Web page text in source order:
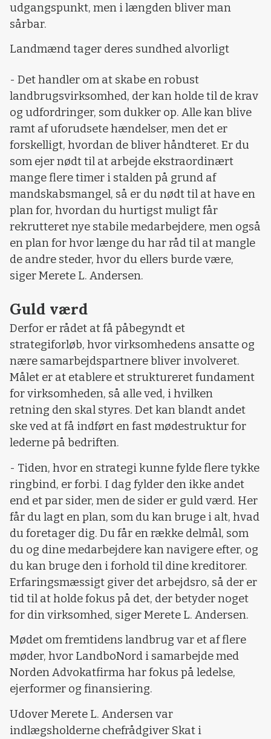
udgangspunkt, men i længden bliver man
sårbar.
Landmænd tager deres sundhed alvorligt
- Det handler om at skabe en robust
landbrugsvirksomhed, der kan holde til de krav
og udfordringer, som dukker op. Alle kan blive
ramt af uforudsete hændelser, men det er
forskelligt, hvordan de bliver håndteret. Er du
som ejer nødt til at arbejde ekstraordinært
mange flere timer i stalden på grund af
mandskabsmangel, så er du nødt til at have en
plan for, hvordan du hurtigst muligt får
rekrutteret nye stabile medarbejdere, men også
en plan for hvor længe du har råd til at mangle
de andre steder, hvor du ellers burde være,
siger Merete L. Andersen.
Guld værd
Derfor er rådet at få påbegyndt et
strategiforløb, hvor virksomhedens ansatte og
nære samarbejdspartnere bliver involveret.
Målet er at etablere et struktureret fundament
for virksomheden, så alle ved, i hvilken
retning den skal styres. Det kan blandt andet
ske ved at få indført en fast mødestruktur for
lederne på bedriften.
- Tiden, hvor en strategi kunne fylde flere tykke
ringbind, er forbi. I dag fylder den ikke andet
end et par sider, men de sider er guld værd. Her
får du lagt en plan, som du kan bruge i alt, hvad
du foretager dig. Du får en række delmål, som
du og dine medarbejdere kan navigere efter, og
du kan bruge den i forhold til dine kreditorer.
Erfaringsmæssigt giver det arbejdsro, så der er
tid til at holde fokus på det, der betyder noget
for din virksomhed, siger Merete L. Andersen.
Mødet om fremtidens landbrug var et af flere
møder, hvor LandboNord i samarbejde med
Norden Advokatfirma har fokus på ledelse,
ejerformer og finansiering.
Udover Merete L. Andersen var
indlægsholderne chefrådgiver Skat i